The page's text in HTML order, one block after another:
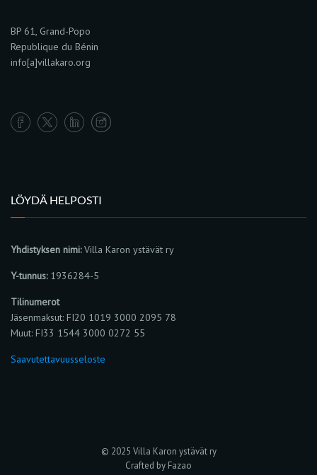
BP 61, Grand-Popo
Republique du Bénin
info[a]villakaro.org
LÖYDÄ HELPOSTI
Yhdistyksen nimi:Villa Karon ystävät ry
Y-tunnus:1936284-5
Tilinumerot
Jäsenmaksut: FI20 1019 3000 2095 78
Muut: FI33 1544 3000 0272 55
Saavutettavuusseloste
© 2025 Villa Karon ystävät ry
Crafted by Fazao